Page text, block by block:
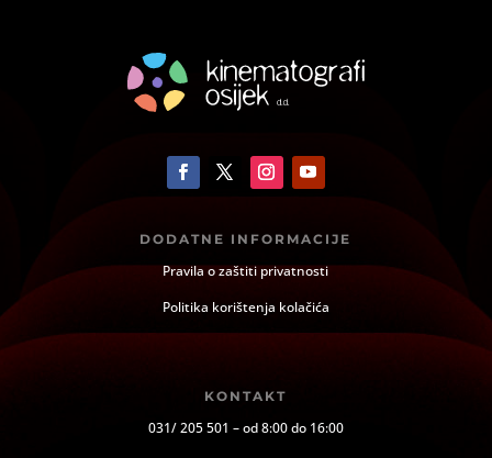
DODATNE INFORMACIJE
Pravila o zaštiti privatnosti
Politika korištenja kolačića
KONTAKT
031/ 205 501 – od 8:00 do 16:00